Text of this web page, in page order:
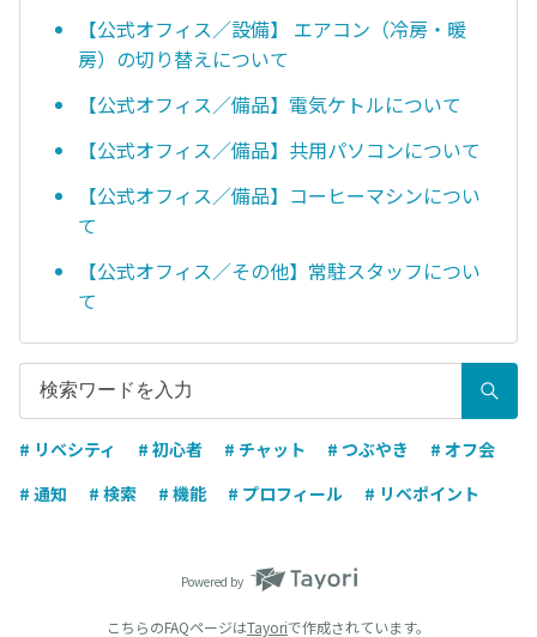
【公式オフィス／設備】 エアコン（冷房・暖
房）の切り替えについて
【公式オフィス／備品】電気ケトルについて
【公式オフィス／備品】共用パソコンについて
【公式オフィス／備品】コーヒーマシンについ
て
【公式オフィス／その他】常駐スタッフについ
て
# リベシティ # 初心者 # チャット # つぶやき
# オフ会
# 通知
# 検索 # 機能 # プロフィール # リベポイント
Powered by
こちらのFAQページはTayoriで作成されています。